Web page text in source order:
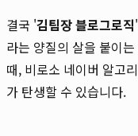
결국 '김팀장 블로그로직
라는 양질의 살을 붙이
때, 비로소 네이버 알고
가 탄생할 수 있습니다.